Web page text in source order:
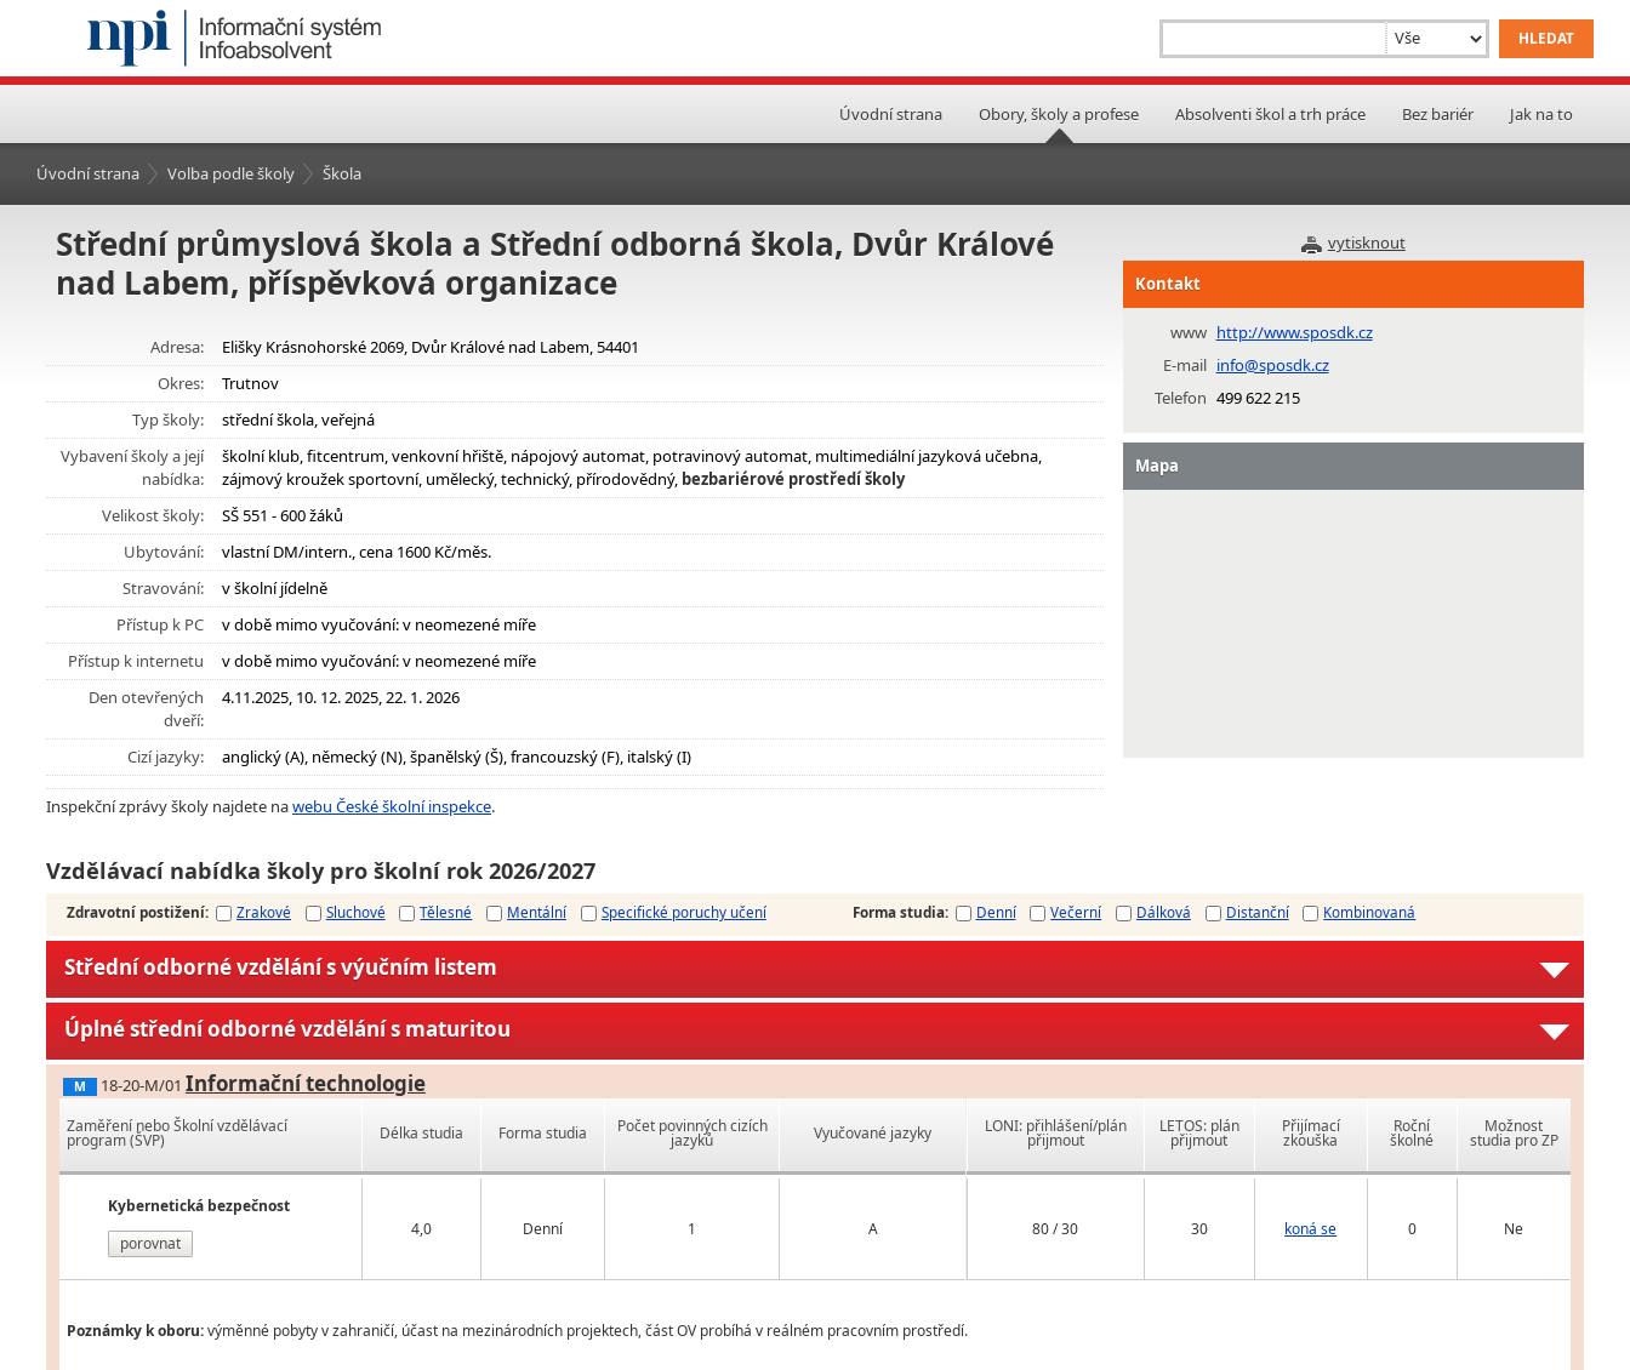
Úvodní strana Obory, školy a profese Absolventi škol a trh práce Bez bariér Jak na to
Úvodní strana Volba podle školy Škola
vytisknout
Střední průmyslová škola a Střední odborná škola, Dvůr Králové
nad Labem, příspěvková organizace
Adresa:
Elišky Krásnohorské 2069, Dvůr Králové nad Labem, 54401
Okres:
Trutnov
Typ školy:
střední škola, veřejná
Vybavení školy a její
nabídka:
školní klub, fitcentrum, venkovní hřiště, nápojový automat, potravinový automat, multimediální jazyková učebna,
zájmový kroužek sportovní, umělecký, technický, přírodovědný, bezbariérové prostředí školy
Velikost školy:
SŠ 551 - 600 žáků
Ubytování:
vlastní DM/intern., cena 1600 Kč/měs.
Stravování:
v školní jídelně
Přístup k PC
v době mimo vyučování: v neomezené míře
Přístup k internetu
v době mimo vyučování: v neomezené míře
Den otevřených
dveří:
4.11.2025, 10. 12. 2025, 22. 1. 2026
Cizí jazyky: anglický (A), německý (N), španělský (Š), francouzský (F), italský (I)
Inspekční zprávy školy najdete nawebu České školní inspekce.
Kontakt
www http://www.sposdk.cz
E-mail info@sposdk.cz
Telefon 499 622 215
Mapa
Vzdělávací nabídka školy pro školní rok 2026/2027
Zdravotní postižení: Zrakové Sluchové Tělesné Mentální Specifické poruchy učení Forma studia: Denní Večerní Dálková Distanční Kombinovaná
Střední odborné vzdělání s výučním listem
Úplné střední odborné vzdělání s maturitou
M 18-20-M/01 Informační technologie
Zaměření nebo Školní vzdělávací
program (ŠVP)
Kybernetická bezpečnost
porovnat
Délka studia Forma studia Počet povinných cizích
jazyků Vyučované jazyky
4,0 Denní 1 A
LONI: přihlášení/plán
přijmout
LETOS: plán
přijmout
Přijímací
zkouška
Roční
školné
Možnost
studia pro ZP
80 / 30 30 koná se 0 Ne
Poznámky k oboru:výměnné pobyty v zahraničí, účast na mezinárodních projektech, část OV probíhá v reálném pracovním prostředí.